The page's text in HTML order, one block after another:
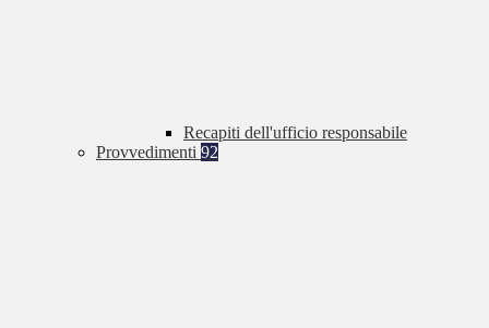
Recapiti dell'ufficio responsabile
Provvedimenti 92